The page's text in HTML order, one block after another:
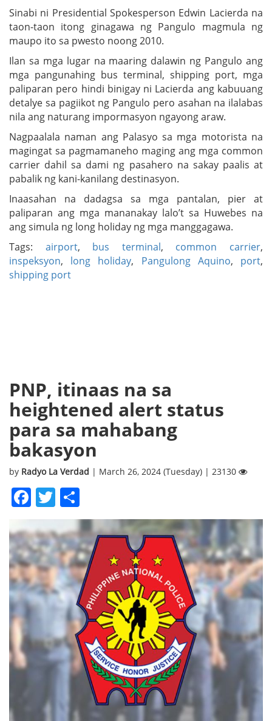
Sinabi ni Presidential Spokesperson Edwin Lacierda na
taon-taon itong ginagawa ng Pangulo magmula ng
maupo ito sa pwesto noong 2010.
Ilan sa mga lugar na maaring dalawin ng Pangulo ang
mga pangunahing bus terminal, shipping port, mga
paliparan pero hindi binigay ni Lacierda ang kabuuang
detalye sa pagiikot ng Pangulo pero asahan na ilalabas
nila ang naturang impormasyon ngayong araw.
Nagpaalala naman ang Palasyo sa mga motorista na
magingat sa pagmamaneho maging ang mga common
carrier dahil sa dami ng pasahero na sakay paalis at
pabalik ng kani-kanilang destinasyon.
Inaasahan na dadagsa sa mga pantalan, pier at
paliparan ang mga mananakay lalo’t sa Huwebes na
ang simula ng long holiday ng mga manggagawa.
Tags: airport, bus terminal, common carrier,
inspeksyon, long holiday, Pangulong Aquino, port,
shipping port
PNP, itinaas na sa
heightened alert status
para sa mahabang
bakasyon
by Radyo La Verdad | March 26, 2024 (Tuesday) | 23130
Facebook
Twitter